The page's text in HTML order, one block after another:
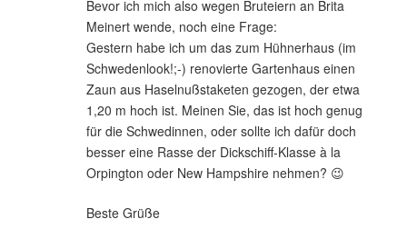
Bevor ich mich also wegen Bruteiern an Brita
Meinert wende, noch eine Frage:
Gestern habe ich um das zum Hühnerhaus (im
Schwedenlook!;-) renovierte Gartenhaus einen
Zaun aus Haselnußstaketen gezogen, der etwa
1,20 m hoch ist. Meinen Sie, das ist hoch genug
für die Schwedinnen, oder sollte ich dafür doch
besser eine Rasse der Dickschiff-Klasse à la
Orpington oder New Hampshire nehmen? 😉
Beste Grüße